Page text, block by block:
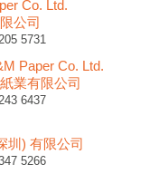
Co. Ltd.
公司
5731
Paper Co. Ltd.
業有限公司
6437
圳) 有限公司
5266